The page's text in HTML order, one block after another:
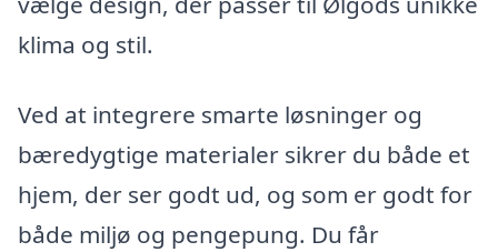
klima og stil.
Ved at integrere smarte løsninger og
bæredygtige materialer sikrer du både et
hjem, der ser godt ud, og som er godt for
både miljø og pengepung. Du får